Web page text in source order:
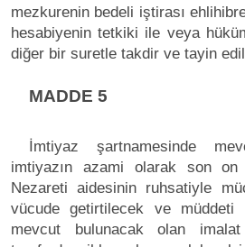
mezkurenin bedeli iştirası
hesabiyenin tetkiki ile veya
diğer bir suretle takdir ve tayin
MADDE 5
İmtiyaz şartnamesinde
imtiyazın azami olarak son on
Nezareti aidesinin ruhsatiyle
vücude getirtilecek ve müddeti
mevcut bulunacak olan